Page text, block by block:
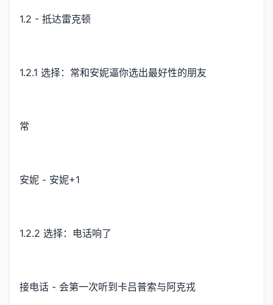
1.2 - 抵达雷克顿
1.2.1 选择：常和安妮逼你选出最好性的朋友
常
安妮 - 安妮+1
1.2.2 选择：电话响了
接电话 - 会第一次听到卡吕普索与阿克戎